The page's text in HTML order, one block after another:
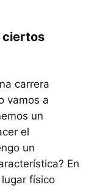
ciertos
carrera
vamos a
un
el
un
En
físico